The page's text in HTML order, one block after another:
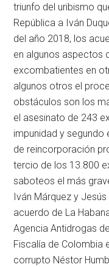
triunfo del uribismo
República a Iván
del año 2018, los
en algunos aspectos
excombatientes en
algunos otros el
obstáculos son los
el asesinato de 243
impunidad y segundo
de reincorporación
tercio de los 13.800
saboteos el más
Iván Márquez y
acuerdo de La
Agencia Antidrogas
Fiscalía de Colombia
corrupto Néstor